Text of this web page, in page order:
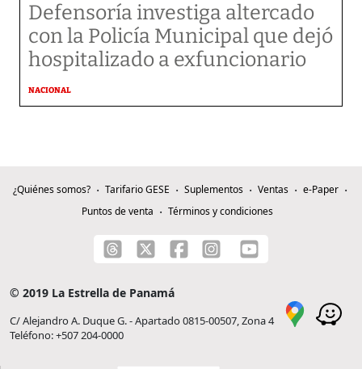
Defensoría investiga altercado
con la Policía Municipal que dejó
hospitalizado a exfuncionario
NACIONAL
¿Quiénes somos? Tarifario GESE Suplementos Ventas
e-Paper
Puntos de venta
Términos y condiciones
© 2019 La Estrella de Panamá
C/ Alejandro A. Duque G. - Apartado 0815-00507, Zona 4
Teléfono: +507 204-0000